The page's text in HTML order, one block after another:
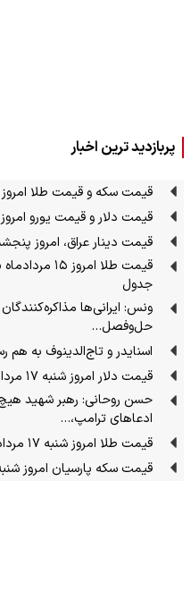
پربازدید ترین اخبار
قیمت سکه و قیمت طلا امروز جمعه ۱۶ مرداد
قیمت دلار و قیمت یورو امروز جمعه ۱۶ مرداد
قیمت دینار عراق، امروز پنجشنبه ۱۵ مرداد
جدول
ونس: ایرانی‌ها
حل‌وفصل…
اسنایدر و تاج‌الدینوف به
قیمت دلار امروز شنبه ۱۷ مرداد ۱۴۰۵ / دلار در بازار آزاد چند شد؟
حسن روحانی: رهبر شهید
ادعاهای ترامپ،…
قیمت طلا امروز شنبه ۱۷ مرداد ۱۴۰۵ / طلای ۱۸ عیار گران شد
قیمت سکه پارسیان امروز شنبه ۱۷ مرداد ۱۴۰۵ / سکه ۱۰۰ سوت